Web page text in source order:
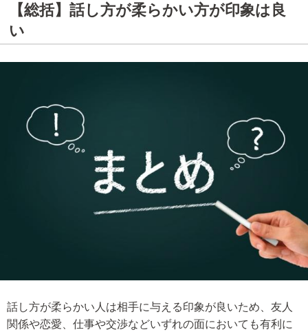
【総括】話し方が柔らかい方が印象は良
い
話し方が柔らかい人は相手に与える印象が良いため、友人
関係や恋愛、仕事や交渉などいずれの面においても有利に